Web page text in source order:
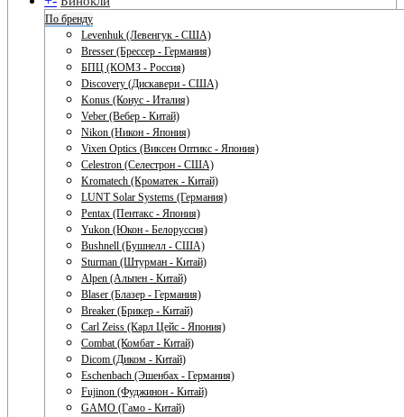
По бренду
Levenhuk (Левенгук - США)
Bresser (Брессер - Германия)
БПЦ (КОМЗ - Россия)
Discovery (Дискавери - США)
Konus (Конус - Италия)
Veber (Вебер - Китай)
Nikon (Никон - Япония)
Vixen Optics (Виксен Оптикс - Япония)
Celestron (Селестрон - США)
Kromatech (Кроматек - Китай)
LUNT Solar Systems (Германия)
Pentax (Пентакс - Япония)
Yukon (Юкон - Белоруссия)
Bushnell (Бушнелл - США)
Sturman (Штурман - Китай)
Alpen (Альпен - Китай)
Blaser (Блазер - Германия)
Breaker (Брикер - Китай)
Carl Zeiss (Карл Цейс - Япония)
Combat (Комбат - Китай)
Dicom (Диком - Китай)
Eschenbach (Эшенбах - Германия)
Fujinon (Фуджинон - Китай)
GAMO (Гамо - Китай)